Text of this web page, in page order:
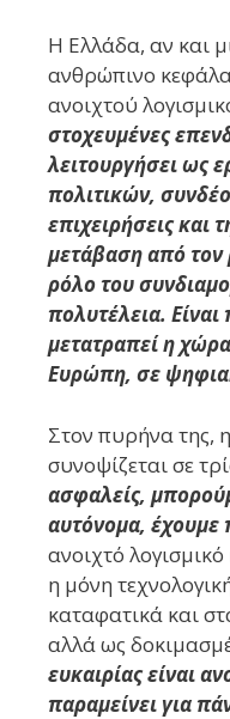
Η Ελλάδα, αν και
ανθρώπινο
ανοιχτού
στοχευμένες
λειτουργήσει ως
πολιτικών,
επιχειρήσεις και
μετάβαση από
ρόλο του
πολυτέλεια.
μετατραπεί η
Ευρώπη, σε
Στον πυρήνα της,
συνοψίζεται σε
ασφαλείς,
αυτόνομα, έχουμε
ανοιχτό
η μόνη
καταφατικά και
αλλά ως
ευκαιρίας είναι
παραμείνει για